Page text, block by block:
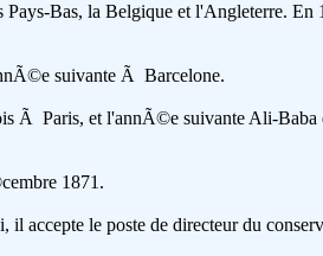
Pays-Bas, la Belgique et l'Angleterre.
suivante Ã Barcelone.
Ã Paris, et l'annÃ©e suivante Ali-
1871.
accepte le poste de directeur du